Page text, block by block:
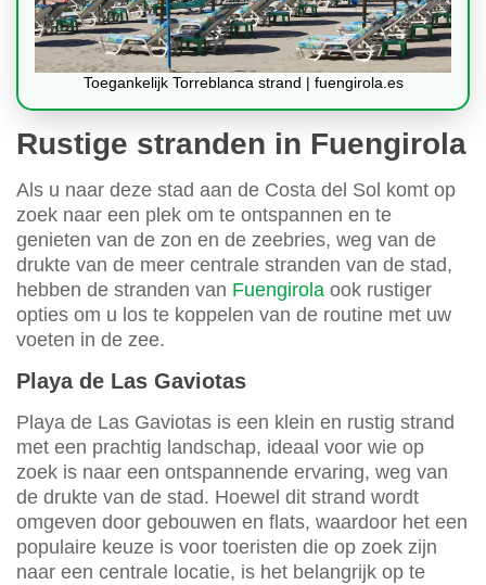
Toegankelijk Torreblanca strand | fuengirola.es
Rustige stranden in Fuengirola
Als u naar deze stad aan de Costa del Sol komt op
zoek naar een plek om te ontspannen en te
genieten van de zon en de zeebries, weg van de
drukte van de meer centrale stranden van de stad,
hebben de stranden van Fuengirola ook rustiger
opties om u los te koppelen van de routine met uw
voeten in de zee.
Playa de Las Gaviotas
Playa de Las Gaviotas is een klein en rustig strand
met een prachtig landschap, ideaal voor wie op
zoek is naar een ontspannende ervaring, weg van
de drukte van de stad. Hoewel dit strand wordt
omgeven door gebouwen en flats, waardoor het een
populaire keuze is voor toeristen die op zoek zijn
naar een centrale locatie, is het belangrijk op te